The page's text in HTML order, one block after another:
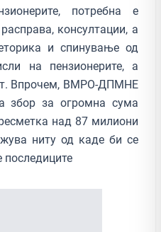
потребна е
консултации, а
и спинување од
на пензионерите, а
Впрочем, ВМРО-ДПМНЕ
збор за огромна сума
над 87 милиони
ниту од каде би се
последиците